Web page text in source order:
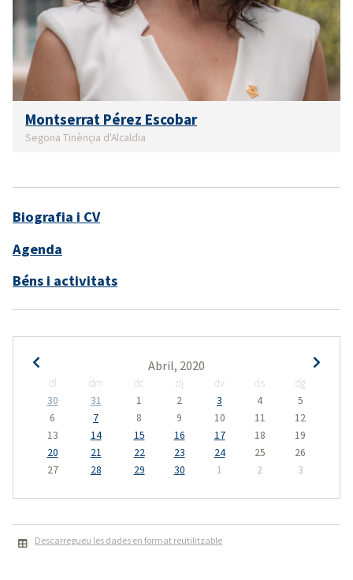
Montserrat Pérez Escobar
Segona Tinènçia d'Alcaldia
Biografia i CV
Agenda
Béns i activitats
Abril, 2020
dl dm dc dj dv ds
dg
30
31 1 2 3 4
5
6
7 8 9 10 11
12
13
14 15 16 17 18
19
20
21 22 23 24 25
26
27
28 29 30 1 2 3
Descarregueu les dades en format reutilitzable